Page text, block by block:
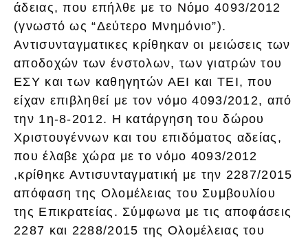
άδειας, που επήλθε με το Νόμο 4093/2012
(γνωστό ως “Δεύτερο Μνημόνιο”).
Αντισυνταγματικες κρίθηκαν οι μειώσεις των
αποδοχών των ένστολων, των γιατρών του
ΕΣΥ και των καθηγητών ΑΕΙ και ΤΕΙ, που
είχαν επιβληθεί με τον νόμο 4093/2012, από
την 1η-8-2012. Η κατάργηση του δώρου
Χριστουγέννων και του επιδόματος αδείας,
που έλαβε χώρα με το νόμο 4093/2012
,κρίθηκε Αντισυνταγματική με την 2287/2015
απόφαση της Ολομέλειας του Συμβουλίου
της Επικρατείας. Σύμφωνα με τις αποφάσεις
2287 και 2288/2015 της Ολομέλειας του